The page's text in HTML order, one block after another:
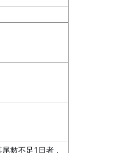
數不足1日者，